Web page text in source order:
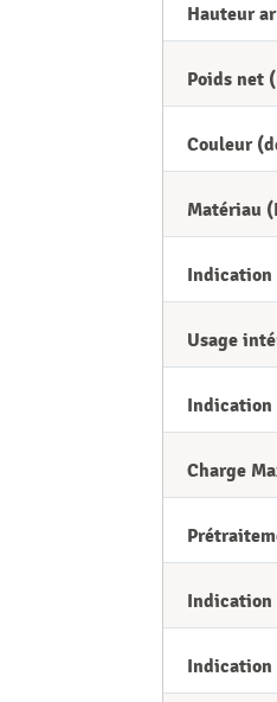
Hauteur
Poids net
Couleur
Matériau
Usage
Indication
Charge
Indication
Indication